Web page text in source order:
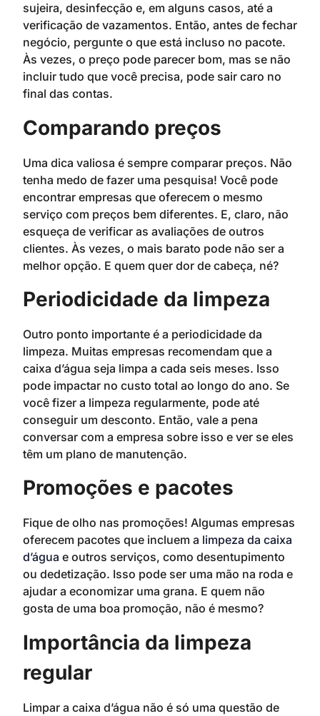
sujeira, desinfecção e, em alguns casos, até a
verificação de vazamentos. Então, antes de fechar
negócio, pergunte o que está incluso no pacote.
Às vezes, o preço pode parecer bom, mas se não
incluir tudo que você precisa, pode sair caro no
final das contas.
Comparando preços
Uma dica valiosa é sempre comparar preços. Não
tenha medo de fazer uma pesquisa! Você pode
encontrar empresas que oferecem o mesmo
serviço com preços bem diferentes. E, claro, não
esqueça de verificar as avaliações de outros
clientes. Às vezes, o mais barato pode não ser a
melhor opção. E quem quer dor de cabeça, né?
Periodicidade da limpeza
Outro ponto importante é a periodicidade da
limpeza. Muitas empresas recomendam que a
caixa d’água seja limpa a cada seis meses. Isso
pode impactar no custo total ao longo do ano. Se
você fizer a limpeza regularmente, pode até
conseguir um desconto. Então, vale a pena
conversar com a empresa sobre isso e ver se eles
têm um plano de manutenção.
Promoções e pacotes
Fique de olho nas promoções! Algumas empresas
oferecem pacotes que incluem a limpeza da caixa
d’água e outros serviços, como desentupimento
ou dedetização. Isso pode ser uma mão na roda e
ajudar a economizar uma grana. E quem não
gosta de uma boa promoção, não é mesmo?
Importância da limpeza
regular
Limpar a caixa d’água não é só uma questão de